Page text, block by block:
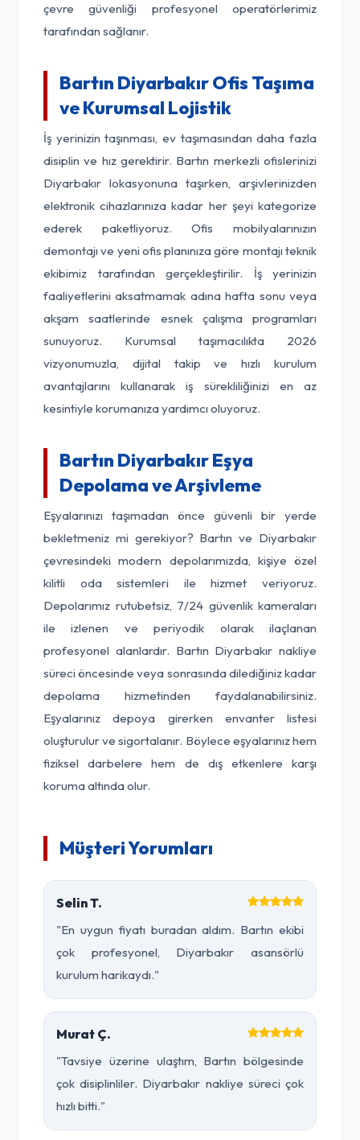
çevre güvenliği profesyonel operatörlerimiz
tarafından sağlanır.
Bartın Diyarbakır Ofis Taşıma
ve Kurumsal Lojistik
İş yerinizin taşınması, ev taşımasından daha fazla
disiplin ve hız gerektirir. Bartın merkezli ofislerinizi
Diyarbakır lokasyonuna taşırken, arşivlerinizden
elektronik cihazlarınıza kadar her şeyi kategorize
ederek paketliyoruz. Ofis mobilyalarınızın
demontajı ve yeni ofis planınıza göre montajı teknik
ekibimiz tarafından gerçekleştirilir. İş yerinizin
faaliyetlerini aksatmamak adına hafta sonu veya
akşam saatlerinde esnek çalışma programları
sunuyoruz. Kurumsal taşımacılıkta 2026
vizyonumuzla, dijital takip ve hızlı kurulum
avantajlarını kullanarak iş sürekliliğinizi en az
kesintiyle korumanıza yardımcı oluyoruz.
Bartın Diyarbakır Eşya
Depolama ve Arşivleme
Eşyalarınızı taşımadan önce güvenli bir yerde
bekletmeniz mi gerekiyor? Bartın ve Diyarbakır
çevresindeki modern depolarımızda, kişiye özel
kilitli oda sistemleri ile hizmet veriyoruz.
Depolarımız rutubetsiz, 7/24 güvenlik kameraları
ile izlenen ve periyodik olarak ilaçlanan
profesyonel alanlardır. Bartın Diyarbakır nakliye
süreci öncesinde veya sonrasında dilediğiniz kadar
depolama hizmetinden faydalanabilirsiniz.
Eşyalarınız depoya girerken envanter listesi
oluşturulur ve sigortalanır. Böylece eşyalarınız hem
fiziksel darbelere hem de dış etkenlere karşı
koruma altında olur.
Müşteri Yorumları
Selin T.
"En uygun fiyatı buradan aldım. Bartın ekibi
çok profesyonel, Diyarbakır asansörlü
kurulum harikaydı."
Murat Ç.
"Tavsiye üzerine ulaştım, Bartın bölgesinde
çok disiplinliler. Diyarbakır nakliye süreci çok
hızlı bitti."